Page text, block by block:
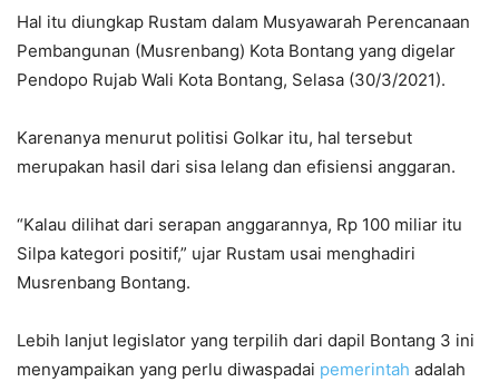
Hal itu diungkap Rustam dalam Musyawarah Perencanaan
Pembangunan (Musrenbang) Kota Bontang yang digelar
Pendopo Rujab Wali Kota Bontang, Selasa (30/3/2021).
Karenanya menurut politisi Golkar itu, hal tersebut
merupakan hasil dari sisa lelang dan efisiensi anggaran.
“Kalau dilihat dari serapan anggarannya, Rp 100 miliar itu
Silpa kategori positif,” ujar Rustam usai menghadiri
Musrenbang Bontang.
Lebih lanjut legislator yang terpilih dari dapil Bontang 3 ini
menyampaikan yang perlu diwaspadai pemerintah adalah